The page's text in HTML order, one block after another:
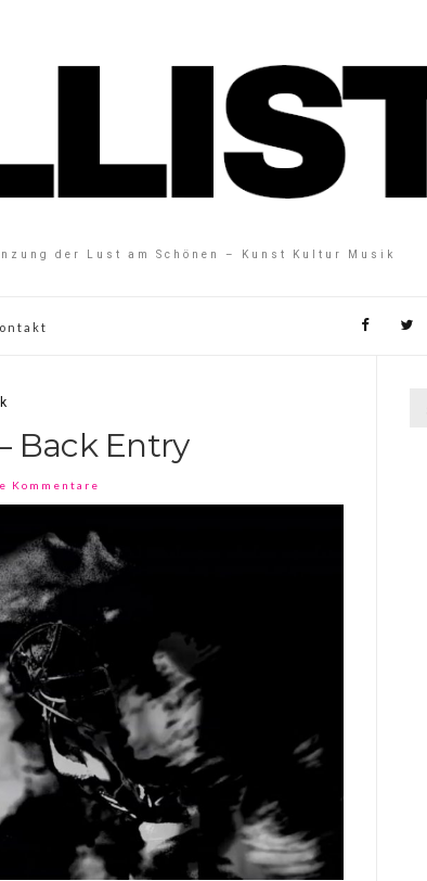
der Lust am Schönen – Kunst Kultur Musik
Back Entry
Kommentare